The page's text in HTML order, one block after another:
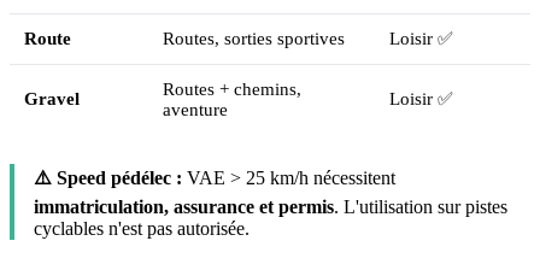
Route Routes, sorties sportives Loisir ✅
Gravel
Routes + chemins,
aventure
Loisir ✅
⚠️ Speed pédélec : VAE > 25 km/h nécessitent
immatriculation, assurance et permis. L'utilisation sur pistes
cyclables n'est pas autorisée.